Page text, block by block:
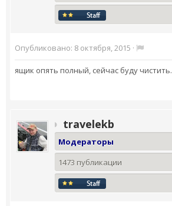
Опубликовано: 8 октября, 2015 ·
ящик опять полный, сейчас буду чистить.
travelekb
Модераторы
1473 публикации